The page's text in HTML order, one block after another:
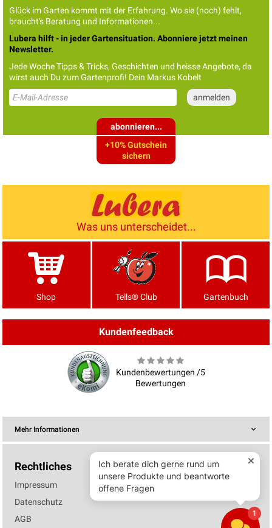
Glück im Garten kommt mit der Erfahrung. Wo sie (noch) fehlt,
braucht's Beratung und Informationen...
Lubera hilft - in jeder Gartensituation. Abonniere jetzt meinen
Newsletter.
Jede Woche Tipps & Tricks, Geschichten und heisse Angebote, da
wirst auch Du zum Gartenprofi! Dein Markus Kobelt
abonnieren...
+10% Gutschein
sichern
Was uns unterscheidet...
Shop Tells® Club Gartenbuch
Kundenfeedback
Kundenbewertungen /5
Bewertungen
Mehr Informationen
Rechtliches
Impressum
Datenschutz
AGB